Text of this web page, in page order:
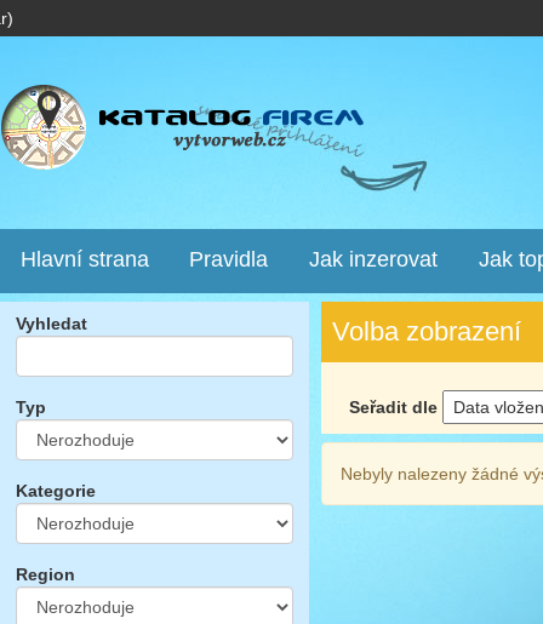
Hlavní strana Pravidla Jak inzerovat Jak
Vyhledat
Typ
Kategorie
Region
Volba zobrazení
Seřadit dle
Nebyly nalezeny žádné